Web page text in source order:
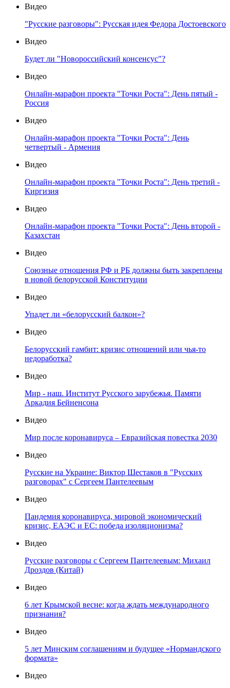
Видео
"Русские разговоры": Русская идея Федора Достоевского
Видео
Будет ли "Новороссийский консенсус"?
Видео
Онлайн-марафон проекта "Точки Роста": День пятый -
Россия
Видео
Онлайн-марафон проекта "Точки Роста": День
четвертый - Армения
Видео
Онлайн-марафон проекта "Точки Роста": День третий -
Киргизия
Видео
Онлайн-марафон проекта "Точки Роста": День второй -
Казахстан
Видео
Союзные отношения РФ и РБ должны быть закреплены
в новой белорусской Конституции
Видео
Упадет ли «белорусский балкон»?
Видео
Белорусский гамбит: кризис отношений или чья-то
недоработка?
Видео
Мир - наш. Институт Русского зарубежья. Памяти
Аркадия Бейненсона
Видео
Мир после коронавируса – Евразийская повестка 2030
Видео
Русские на Украине: Виктор Шестаков в "Русских
разговорах" с Сергеем Пантелеевым
Видео
Пандемия коронавируса, мировой экономический
кризис, ЕАЭС и ЕС: победа изоляционизма?
Видео
Русские разговоры с Сергеем Пантелеевым: Михаил
Дроздов (Китай)
Видео
6 лет Крымской весне: когда ждать международного
признания?
Видео
5 лет Минским соглашениям и будущее «Нормандского
формата»
Видео